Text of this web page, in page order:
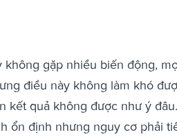
không gặp nhiều biến động,
điều này không làm khó
kết quả không được như ý
ổn định nhưng nguy cơ phải